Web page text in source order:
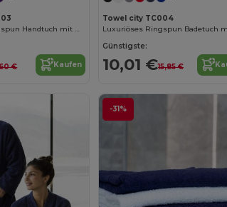
Luxuriöses Ringspun Handtuch mit Herringbone
€ Kaufen
Towel city TC004
Günstigste:
10,01 €15,85 €
-31%